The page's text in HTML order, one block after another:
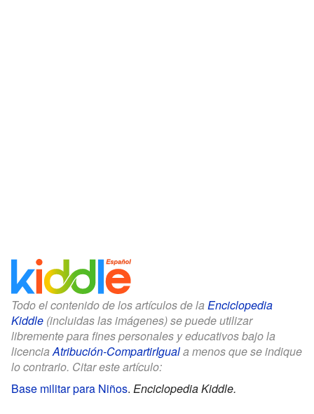
Todo el contenido de los artículos de la Enciclopedia
Kiddle (incluidas las imágenes) se puede utilizar
libremente para fines personales y educativos bajo la
licencia Atribución-CompartirIguala menos que se indique
lo contrario. Citar este artículo:
Base militar para Niños. Enciclopedia Kiddle.